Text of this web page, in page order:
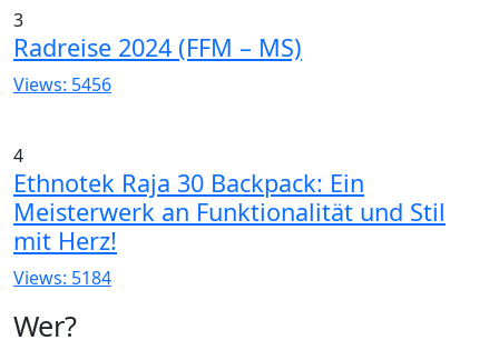
3
Radreise 2024 (FFM – MS)
Views: 5456
4
Ethnotek Raja 30 Backpack: Ein
Meisterwerk an Funktionalität und Stil
mit Herz!
Views: 5184
Wer?